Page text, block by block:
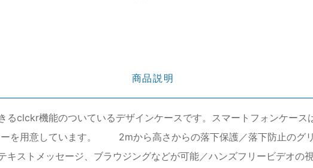
商品説明
るclckr機能のついているデザインケースです。スマートフォンケー
を用意しています。 2mから高さからの落下保護／落下防止のグ
キストメッセージ、ブラウジングなどが可能／ハンズフリービデオの